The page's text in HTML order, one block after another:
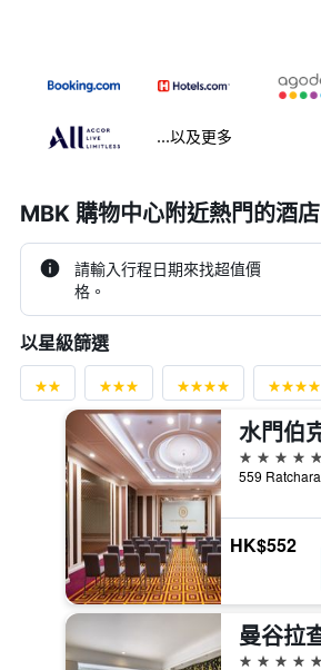
...以及更多
MBK 購物中心附近熱門的酒店
請輸入行程日期來找超值價
格。
以星級篩選
5星級
HK$552
5星級